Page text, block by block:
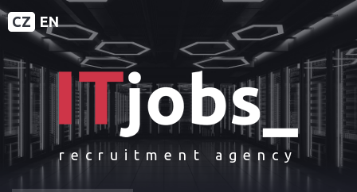
CZ EN
recruitment agency